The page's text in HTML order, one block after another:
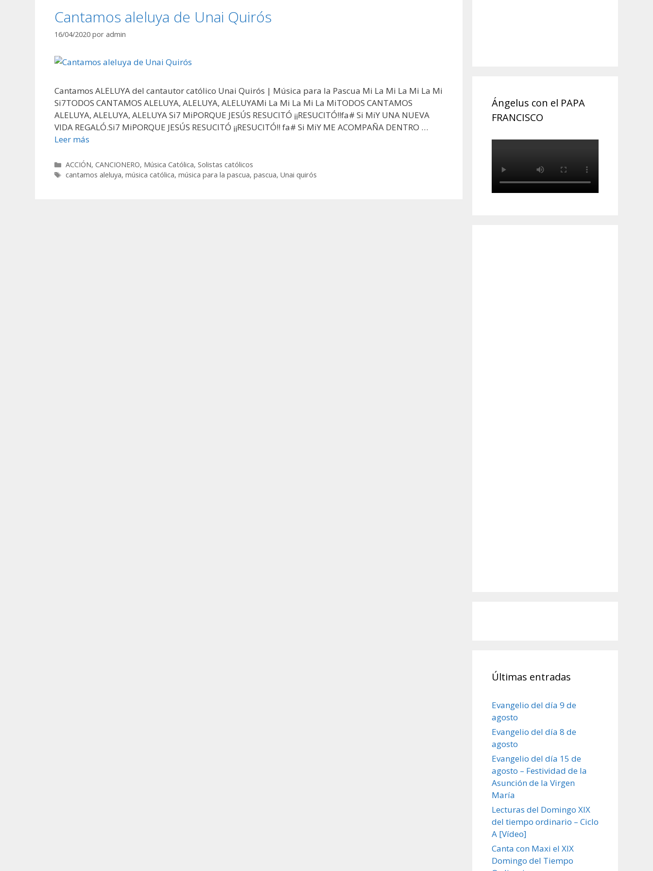
Cantamos aleluya de Unai Quirós
16/04/2020 por admin
Cantamos ALELUYA del cantautor católico Unai Quirós | Música para la Pascua Mi La Mi La Mi La Mi
Si7TODOS CANTAMOS ALELUYA, ALELUYA, ALELUYAMi La Mi La Mi La MiTODOS CANTAMOS
ALELUYA, ALELUYA, ALELUYA Si7 MiPORQUE JESÚS RESUCITÓ ¡¡RESUCITÓ!!fa# Si MiY UNA NUEVA
VIDA REGALÓ.Si7 MiPORQUE JESÚS RESUCITÓ ¡¡RESUCITÓ!! fa# Si MiY ME ACOMPAÑA DENTRO …
Leer más
Categorías
ACCIÓN,CANCIONERO, Música Católica,Solistas católicos
Etiquetas
cantamos aleluya,música católica,música para la pascua,pascua,Unai quirós
Ángelus con el PAPA
FRANCISCO
Últimas entradas
Evangelio del día 9 de
agosto
Evangelio del día 8 de
agosto
Evangelio del día 15 de
agosto – Festividad de la
Asunción de la Virgen
María
Lecturas del Domingo XIX
del tiempo ordinario – Ciclo
A [Vídeo]
Canta con Maxi el XIX
Domingo del Tiempo